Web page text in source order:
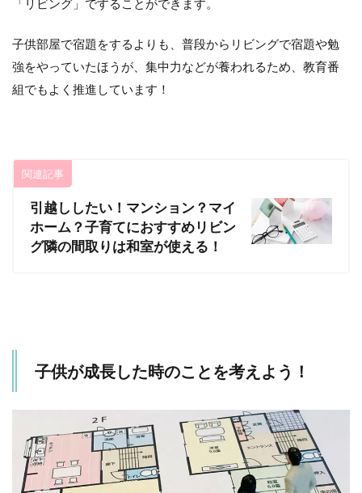
「リビング」ですることができます。
子供部屋で宿題をするよりも、普段からリビングで宿題や勉
強をやっていたほうが、集中力などが養われるため、教育番
組でもよく推進しています！
関連記事
引越ししたい！マンション？マイ
ホーム？子育てにおすすめリビン
グ隣の間取りは和室が使える！
子供が成長した時のことを考えよう！